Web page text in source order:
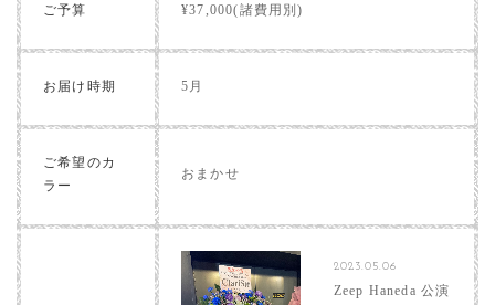
ご予算 ¥37,000(諸費用別)
お届け時期 5月
ご希望のカ
ラー
おまかせ
2023.05.06
Zeep Haneda 公演